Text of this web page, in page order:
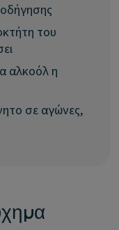
του
αλκοόλ η
σε αγώνες,